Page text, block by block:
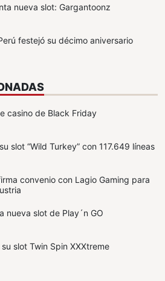
nueva slot: Gargantoonz
festejó su décimo aniversario
casino de Black Friday
slot “Wild Turkey” con 117.649 líneas
convenio con Lagio Gaming para
nueva slot de Play´n GO
slot Twin Spin XXXtreme